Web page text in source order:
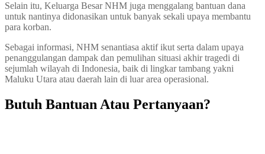
Selain itu, Keluarga Besar NHM juga menggalang bantuan dana
untuk nantinya didonasikan untuk banyak sekali upaya membantu
para korban.
Sebagai informasi, NHM senantiasa aktif ikut serta dalam upaya
penanggulangan dampak dan pemulihan situasi akhir tragedi di
sejumlah wilayah di Indonesia, baik di lingkar tambang yakni
Maluku Utara atau daerah lain di luar area operasional.
Butuh Bantuan Atau Pertanyaan?